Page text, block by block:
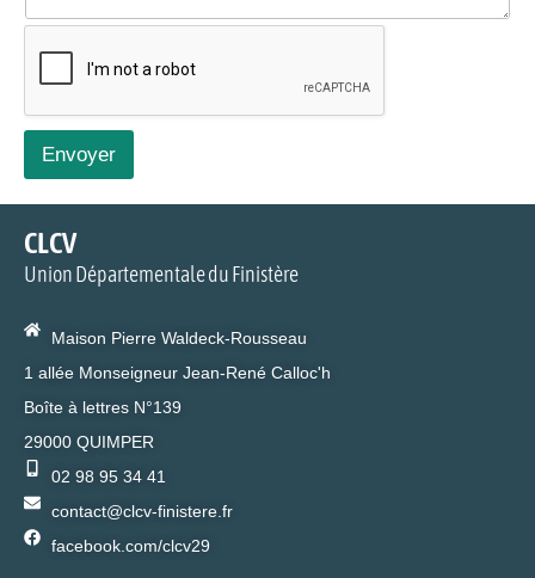
Envoyer
CLCV
Union Départementale du Finistère
Maison Pierre Waldeck-Rousseau
1 allée Monseigneur Jean-René Calloc'h
Boîte à lettres N°139
29000 QUIMPER
02 98 95 34 41
contact@clcv-finistere.fr
facebook.com/clcv29